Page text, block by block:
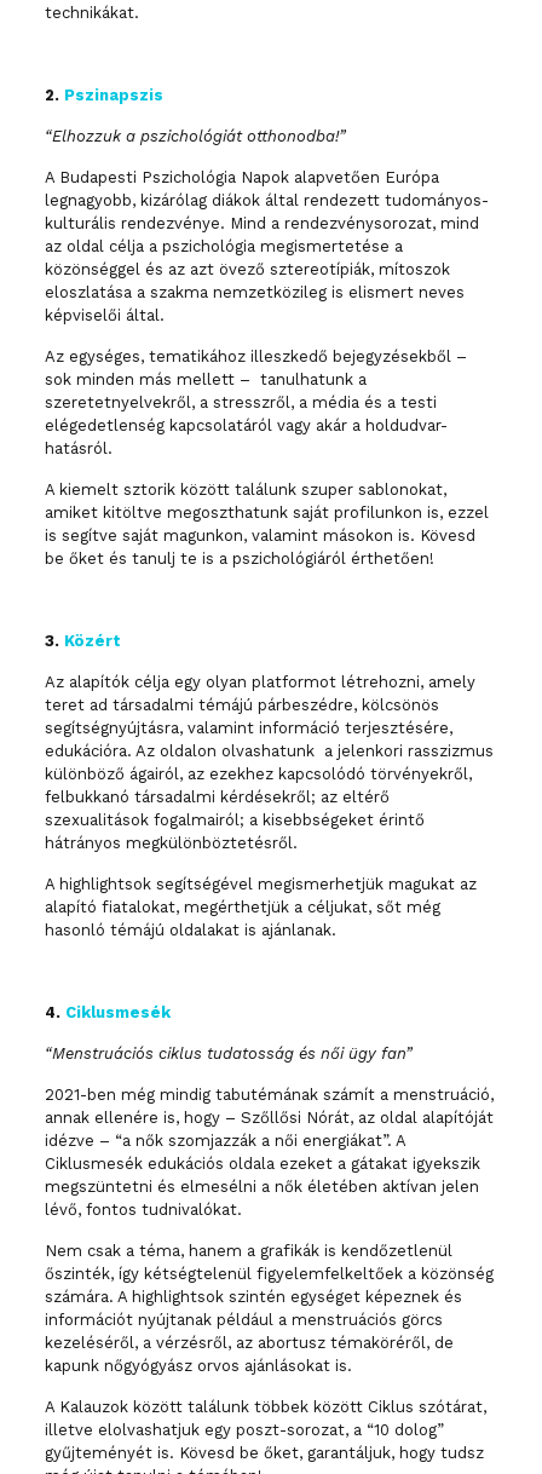
technikákat.
2. Pszinapszis
“Elhozzuk a pszichológiát otthonodba!”
A Budapesti Pszichológia Napok alapvetően Európa
legnagyobb, kizárólag diákok által rendezett tudományos-
kulturális rendezvénye. Mind a rendezvénysorozat, mind
az oldal célja a pszichológia megismertetése a
közönséggel és az azt övező sztereotípiák, mítoszok
eloszlatása a szakma nemzetközileg is elismert neves
képviselői által.
Az egységes, tematikához illeszkedő bejegyzésekből –
sok minden más mellett – tanulhatunk a
szeretetnyelvekről, a stresszről, a média és a testi
elégedetlenség kapcsolatáról vagy akár a holdudvar-
hatásról.
A kiemelt sztorik között találunk szuper sablonokat,
amiket kitöltve megoszthatunk saját profilunkon is, ezzel
is segítve saját magunkon, valamint másokon is. Kövesd
be őket és tanulj te is a pszichológiáról érthetően!
3. Közért
Az alapítók célja egy olyan platformot létrehozni, amely
teret ad társadalmi témájú párbeszédre, kölcsönös
segítségnyújtásra, valamint információ terjesztésére,
edukációra. Az oldalon olvashatunk a jelenkori rasszizmus
különböző ágairól, az ezekhez kapcsolódó törvényekről,
felbukkanó társadalmi kérdésekről; az eltérő
szexualitások fogalmairól; a kisebbségeket érintő
hátrányos megkülönböztetésről.
A highlightsok segítségével megismerhetjük magukat az
alapító fiatalokat, megérthetjük a céljukat, sőt még
hasonló témájú oldalakat is ajánlanak.
4. Ciklusmesék
“Menstruációs ciklus tudatosság és női ügy fan”
2021-ben még mindig tabutémának számít a menstruáció,
annak ellenére is, hogy – Szőllősi Nórát, az oldal alapítóját
idézve – “a nők szomjazzák a női energiákat”. A
Ciklusmesék edukációs oldala ezeket a gátakat igyekszik
megszüntetni és elmesélni a nők életében aktívan jelen
lévő, fontos tudnivalókat.
Nem csak a téma, hanem a grafikák is kendőzetlenül
őszinték, így kétségtelenül figyelemfelkeltőek a közönség
számára. A highlightsok szintén egységet képeznek és
információt nyújtanak például a menstruációs görcs
kezeléséről, a vérzésről, az abortusz témaköréről, de
kapunk nőgyógyász orvos ajánlásokat is.
A Kalauzok között találunk többek között Ciklus szótárat,
illetve elolvashatjuk egy poszt-sorozat, a “10 dolog”
gyűjteményét is. Kövesd be őket, garantáljuk, hogy tudsz